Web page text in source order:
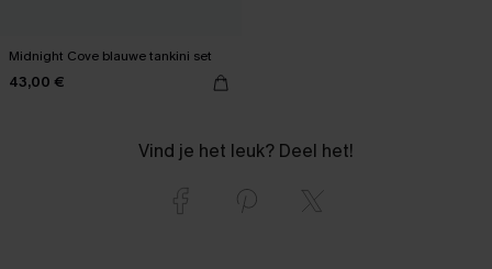
Midnight Cove blauwe tankini set
43,00 €
Vind je het leuk? Deel het!